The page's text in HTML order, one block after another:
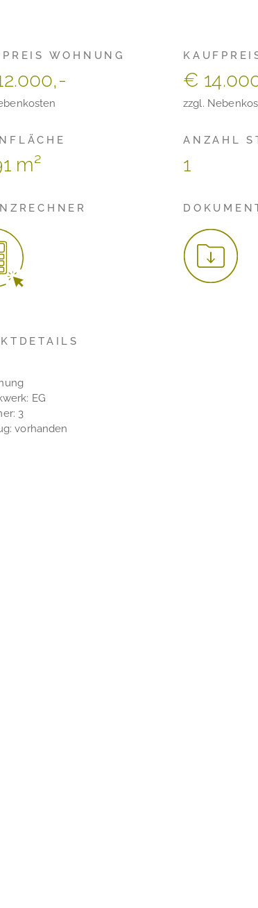
WOHNUNG
m²
€
zzgl.
ANZAHL
1
EG
3
vorhanden